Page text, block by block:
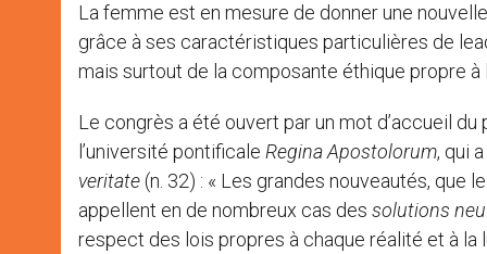
La femme est en mesure de donner une
grâce à ses caractéristiques particulières de
mais surtout de la composante éthique propre à
Le congrès a été ouvert par un mot d’accueil
l’université pontificale Regina Apostolorum, qui
veritate (n. 32) : « Les grandes nouveautés, que
appellent en de nombreux cas des solutions
respect des lois propres à chaque réalité et à la